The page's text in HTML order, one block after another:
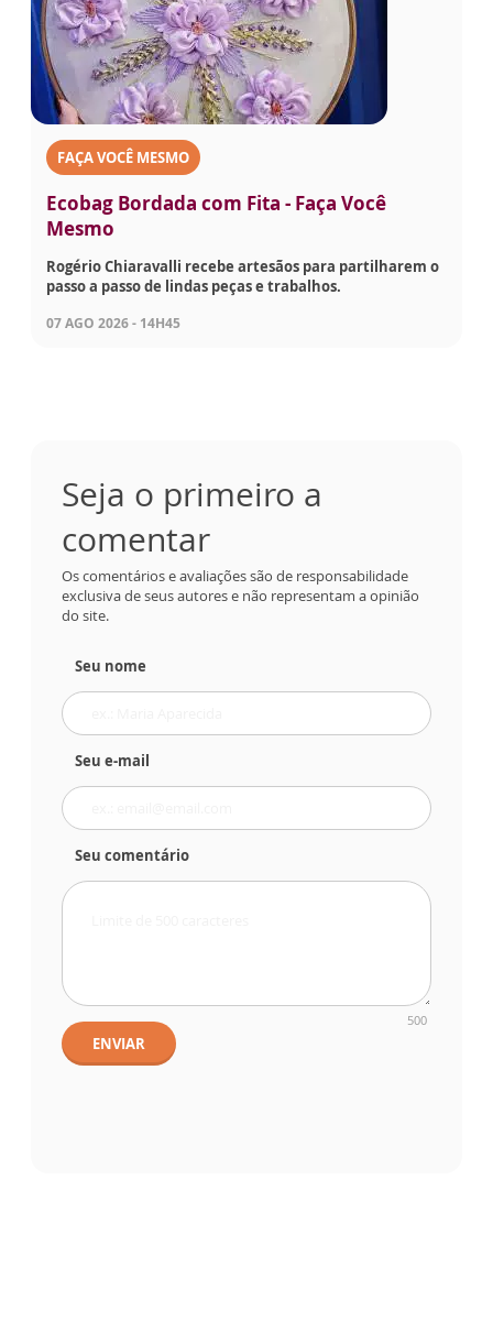
FAÇA VOCÊ MESMO
Ecobag Bordada com Fita - Faça Você
Mesmo
Rogério Chiaravalli recebe artesãos para partilharem o
passo a passo de lindas peças e trabalhos.
07 AGO 2026 - 14H45
Seja o primeiro a
comentar
Os comentários e avaliações são de responsabilidade
exclusiva de seus autores e não representam a opinião
do site.
Seu nome
Seu e-mail
Seu comentário
500
ENVIAR